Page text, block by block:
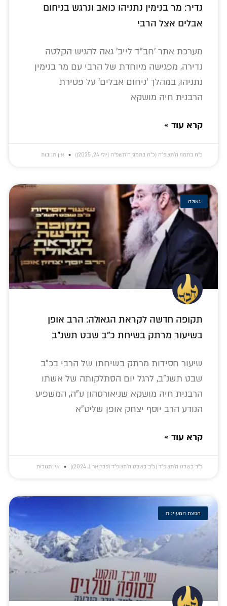
נדיר: מר בנימין נתניהו כואב ונרגש בניחום
אבלים אצל הרבי
מערכת אתר 'חב"ד לייב' גאה להגיש הקלטה
נדירה, מפגישה מיוחדת של הרבי עם מר בנימין
נתניהו, במהלך 'ניחום אבלים' על פטירת
הרבנית חיה מושקא
קרא עוד »
כ״ח בתמוז ה׳תשפ״ה (כ״ח בתמוז ה׳תשפ״ה (יולי 24, 2025)) אין תגובות
גאולה
תקופה חדשה לקראת הגאולה: הרב אופן
בשיעור מרתק בשיחת כ"ב שבט תשנ"ב
שיעור חסידות מרתק בשיחתו של הרבי בכ"ב
שבט תשנ"ב, לרגל יום הסתלקותה של אשתו
הרבנית חיה מושקא שניאורסהון ע"ה, המשפיע
הנודע הרב יוסף יצחק אופן שליט"א
קרא עוד »
כ״ב בשבט ה׳תשפ״ד (כ״ב בשבט ה׳תשפ״ד (פברואר 1, 2024)) אין תגובות
הפצת המעיינות